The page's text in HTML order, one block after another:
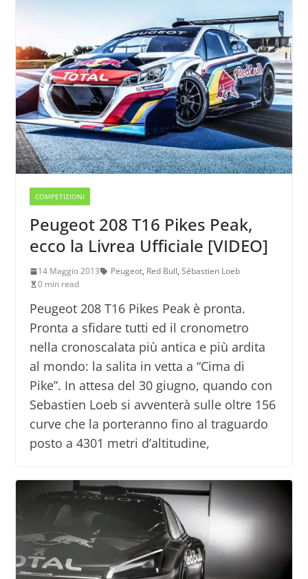
COMPETIZIONI
Peugeot 208 T16 Pikes Peak,
ecco la Livrea Ufficiale [VIDEO]
14 Maggio 2013 Peugeot, Red Bull, Sébastien Loeb
0 min read
Peugeot 208 T16 Pikes Peak è pronta.
Pronta a sfidare tutti ed il cronometro
nella cronoscalata più antica e più ardita
al mondo: la salita in vetta a “Cima di
Pike”. In attesa del 30 giugno, quando con
Sebastien Loeb si avventerà sulle oltre 156
curve che la porteranno fino al traguardo
posto a 4301 metri d’altitudine,